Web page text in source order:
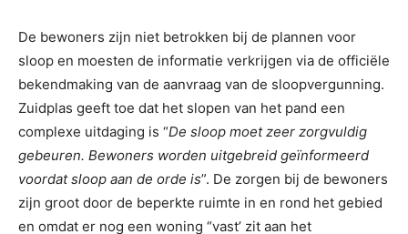
De bewoners zijn niet betrokken bij de plannen voor
sloop en moesten de informatie verkrijgen via de officiële
bekendmaking van de aanvraag van de sloopvergunning.
Zuidplas geeft toe dat het slopen van het pand een
complexe uitdaging is “De sloop moet zeer zorgvuldig
gebeuren. Bewoners worden uitgebreid geïnformeerd
voordat sloop aan de orde is”. De zorgen bij de bewoners
zijn groot door de beperkte ruimte in en rond het gebied
en omdat er nog een woning “vast’ zit aan het